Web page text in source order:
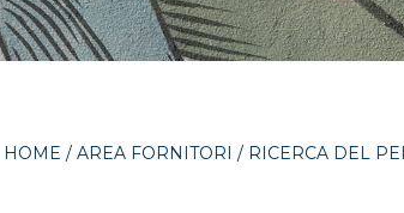
HOME / AREA FORNITORI / RICERCA DEL